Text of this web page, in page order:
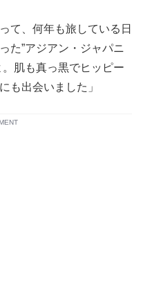
て、何年も旅している日
た”アジアン・ジャパニ
肌も真っ黒でヒッピー
も出会いました」